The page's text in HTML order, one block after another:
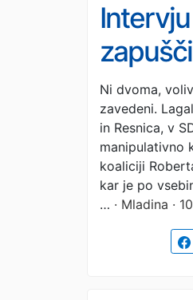
to, da
tudi
več«
Ni dvoma,
zavedeni.
in Resnica, v
manipulativno
koaliciji
kar je po
… · Mladina ·